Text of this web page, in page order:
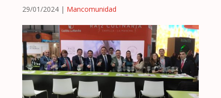
29/01/2024| Mancomunidad